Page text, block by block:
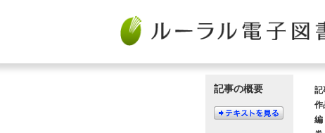
記事の概要 記
作
編